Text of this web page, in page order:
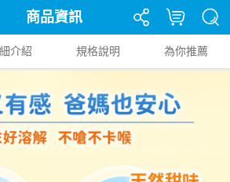
商品資訊
介紹 規格說明 為你推薦